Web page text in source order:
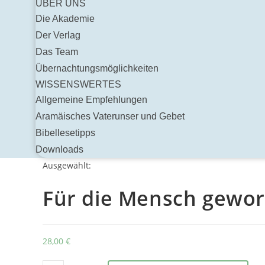
ÜBER UNS
Die Akademie
Der Verlag
Das Team
Übernachtungsmöglichkeiten
WISSENSWERTES
Allgemeine Empfehlungen
Aramäisches Vaterunser und Gebet
Bibellesetipps
Downloads
Ausgewählt:
Für die Mensch
28,00 €